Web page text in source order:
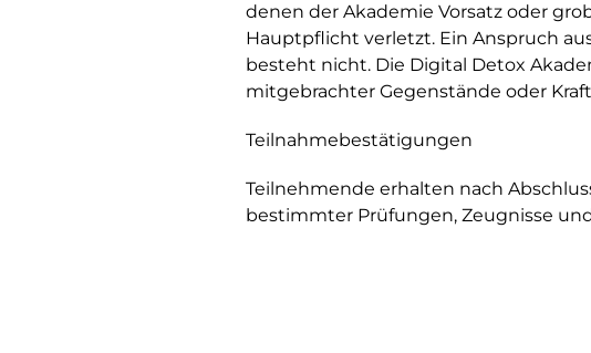
denen der Akademie Vorsatz oder
Hauptpflicht verletzt. Ein Anspruch
besteht nicht. Die Digital Detox
mitgebrachter Gegenstände oder
Teilnahmebestätigungen
Teilnehmende erhalten nach
bestimmter Prüfungen, Zeugnisse